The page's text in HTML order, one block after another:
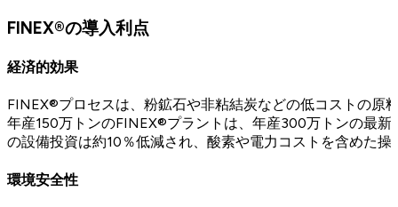
FINEX®の導入利点
経済的効果
FINEX®プロセスは、粉鉱石や非粘結炭などの低コストの原
年産150万トンのFINEX®プラントは、年産300万トンの最
の設備投資は約10％低減され、酸素や電力コストを含めた
環境安全性